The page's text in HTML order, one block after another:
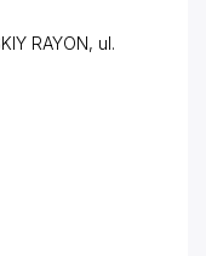
RAYON, ul.